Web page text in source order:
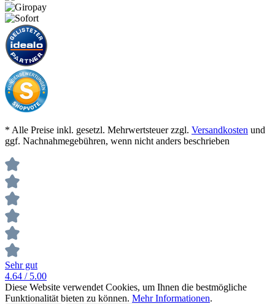
* Alle Preise inkl. gesetzl. Mehrwertsteuer zzgl. Versandkosten und
ggf. Nachnahmegebühren, wenn nicht anders beschrieben
Sehr gut
4.64 / 5.00
Diese Website verwendet Cookies, um Ihnen die bestmögliche
Funktionalität bieten zu können. Mehr Informationen.